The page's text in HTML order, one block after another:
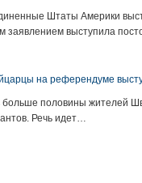
Штаты Америки
заявлением выступила
на референдуме
больше половины жителей
Речь идет…